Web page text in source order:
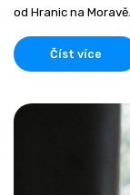
od Hranic na Moravě.
Číst více